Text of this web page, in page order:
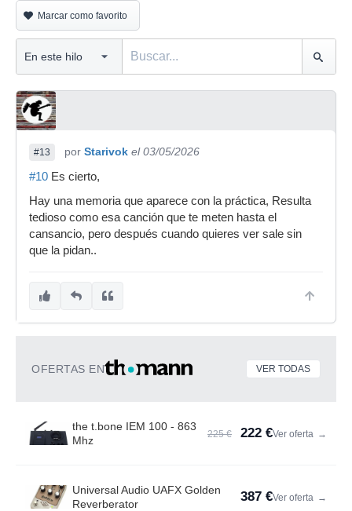
Marcar como favorito
#13 por Starivok el 03/05/2026
#10 Es cierto,
Hay una memoria que aparece con la práctica, Resulta
tedioso como esa canción que te meten hasta el
cansancio, pero después cuando quieres ver sale sin
que la pidan..
OFERTAS EN VER TODAS
the t.bone IEM 100 - 863
Mhz
225 € 222 €Ver oferta →
Universal Audio UAFX Golden
Reverberator
387 €Ver oferta →